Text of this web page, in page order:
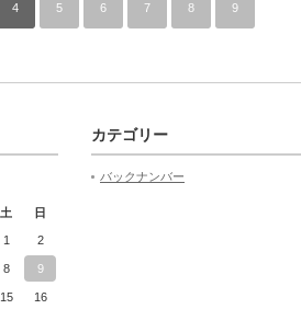
4 5 6 7 8 9
土 日
1 2
8 9
15 16
カテゴリー
バックナンバー